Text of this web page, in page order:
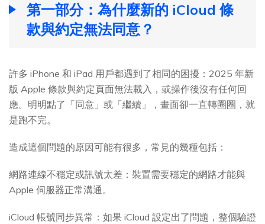
第一部分：為什麼新的 iCloud 條
款與約定無法同意？
許多 iPhone 和 iPad 用戶都遇到了相同的困擾：2025 年新
版 Apple 條款與約定頁面無法載入，或操作後沒有任何回
應。明明點了「同意」或「繼續」，畫面卻一直轉圈圈，就
是跑不完。
造成這個問題的原因可能有很多，常見的幾種包括：
網路連線不穩定或訊號太差：裝置需要穩定的網路才能與
Apple 伺服器正常溝通。
iCloud 帳號同步異常：如果 iCloud 設定出了問題，整個驗證